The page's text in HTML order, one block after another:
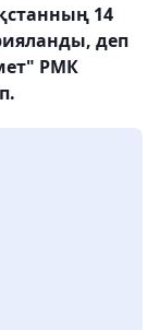
14
деп
РМК